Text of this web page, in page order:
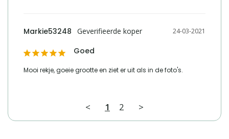
24-03-2021
Markie53248
Goed
Mooi rekje, goeie grootte en ziet er uit als in de foto's.
< 1 2 >